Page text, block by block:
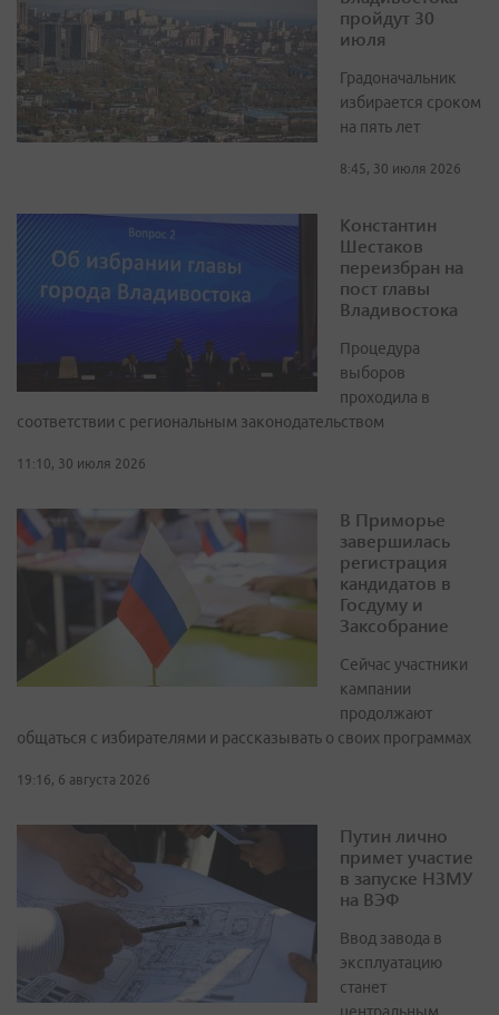
пройдут 30
июля
Градоначальник
избирается сроком
на пять лет
8:45, 30 июля 2026
Константин
Шестаков
переизбран на
пост главы
Владивостока
Процедура
выборов
проходила в
соответствии с региональным законодательством
11:10, 30 июля 2026
В Приморье
завершилась
регистрация
кандидатов в
Госдуму и
Заксобрание
Сейчас участники
кампании
продолжают
общаться с избирателями и рассказывать о своих программах
19:16, 6 августа 2026
Путин лично
примет участие
в запуске НЗМУ
на ВЭФ
Ввод завода в
эксплуатацию
станет